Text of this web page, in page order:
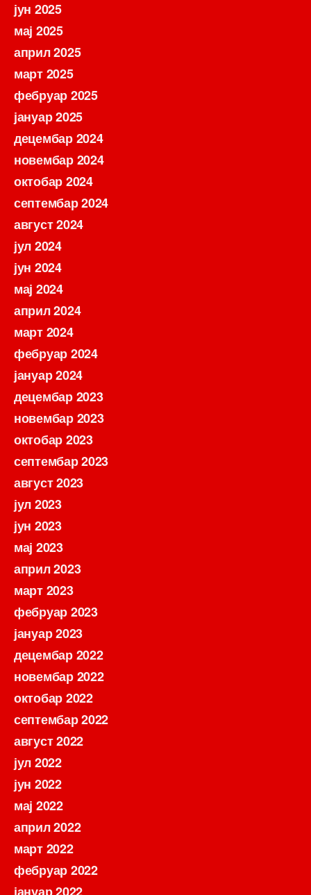
јун 2025
мај 2025
април 2025
март 2025
фебруар 2025
јануар 2025
децембар 2024
новембар 2024
октобар 2024
септембар 2024
август 2024
јул 2024
јун 2024
мај 2024
април 2024
март 2024
фебруар 2024
јануар 2024
децембар 2023
новембар 2023
октобар 2023
септембар 2023
август 2023
јул 2023
јун 2023
мај 2023
април 2023
март 2023
фебруар 2023
јануар 2023
децембар 2022
новембар 2022
октобар 2022
септембар 2022
август 2022
јул 2022
јун 2022
мај 2022
април 2022
март 2022
фебруар 2022